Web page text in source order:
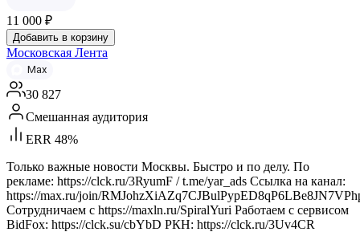
11 000 ₽
Добавить в корзину
Московская Лента
Max
30 827
Смешанная аудитория
ERR 48%
Только важные новости Москвы. Быстро и по делу. По
рекламе: https://clck.ru/3RyumF / t.me/yar_ads Ссылка на канал:
https://max.ru/join/
Сотрудничаем с https://maxln.ru/SpiralYuri Работаем с сервисом
BidFox: https://clck.su/cbYbD РКН: https://clck.ru/3Uv4CR